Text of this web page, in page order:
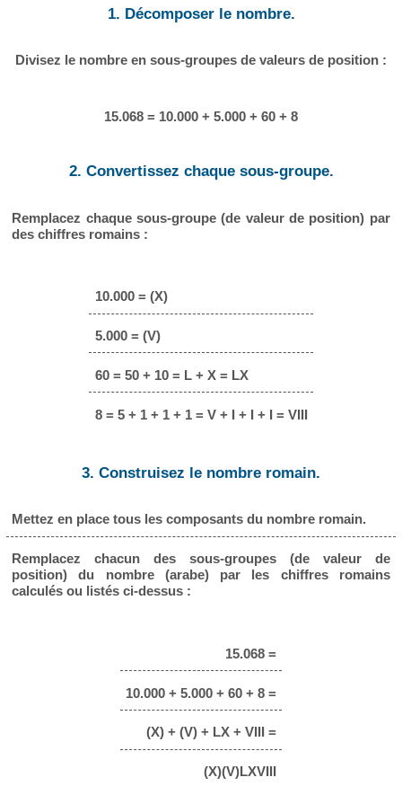
1. Décomposer le nombre.
Divisez le nombre en sous-groupes de valeurs de position :
15.068 = 10.000 + 5.000 + 60 + 8
2. Convertissez chaque sous-groupe.
Remplacez chaque sous-groupe (de valeur de position) par
des chiffres romains :
10.000 = (X)
5.000 = (V)
60 = 50 + 10 = L + X = LX
8 = 5 + 1 + 1 + 1 = V + I + I + I = VIII
3. Construisez le nombre romain.
Mettez en place tous les composants du nombre romain.
Remplacez chacun des sous-groupes (de valeur de
position) du nombre (arabe) par les chiffres romains
calculés ou listés ci-dessus :
15.068 =
10.000 + 5.000 + 60 + 8 =
(X) + (V) + LX + VIII =
(X)(V)LXVIII